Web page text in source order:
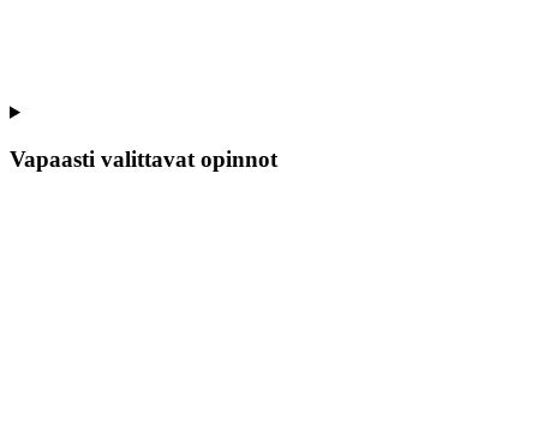
Vapaasti valittavat opinnot